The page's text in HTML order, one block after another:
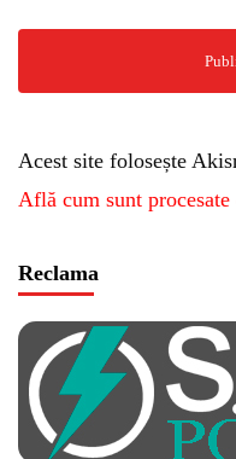
Acest site folosește
Află cum sunt
Reclama